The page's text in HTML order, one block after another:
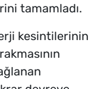
tamamladı.
kesintilerinin